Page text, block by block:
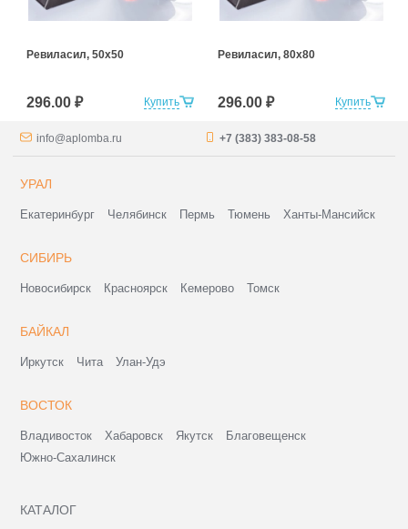
Купить
Ревиласил, 50х50
296.00 ₽ Купить
Ревиласил, 80х80
296.00 ₽
info@aplomba.ru +7 (383) 383-08-58
УРАЛ
Екатеринбург Челябинск Пермь Тюмень Ханты-Мансийск
СИБИРЬ
Новосибирск Красноярск Кемерово Томск
БАЙКАЛ
Иркутск Чита Улан-Удэ
ВОСТОК
Владивосток Хабаровск Якутск
Благовещенск
Южно-Сахалинск
КАТАЛОГ